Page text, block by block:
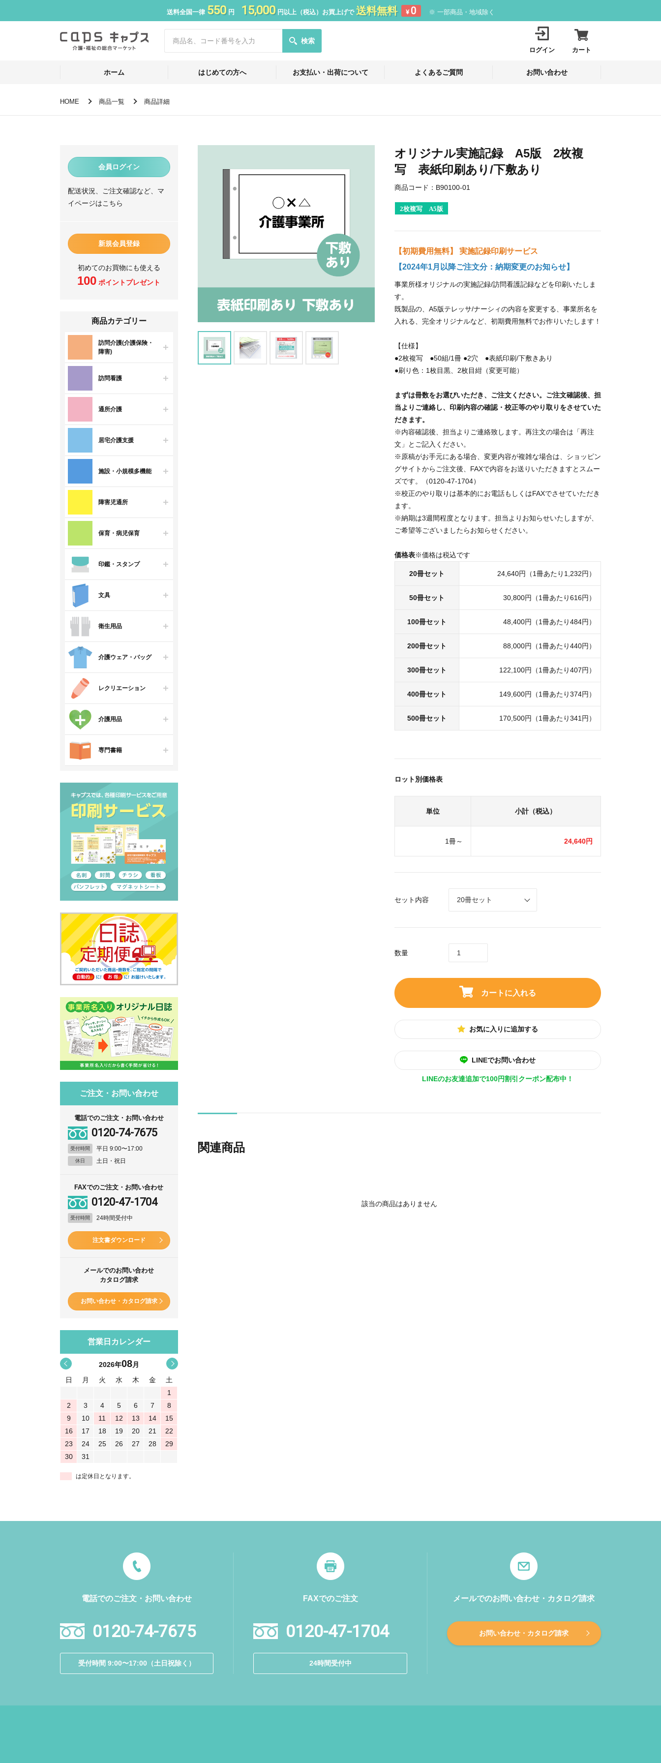
送料全国一律 550円 15,000円以上（税込）お買上げで 送料無料 ¥ 0 ※ 一部商品・地域除く
検索
ログイン カート
ホーム はじめての方へ お支払い・出荷について よくあるご質問 お問い合わせ
HOME 商品一覧 商品詳細
会員ログイン
配送状況、ご注文確認など、マ
イページはこちら
新規会員登録
初めてのお買物にも使える
100 ポイントプレゼント
商品カテゴリー
訪問介護(介護保険・
障害)
訪問看護
通所介護
居宅介護支援
施設・小規模多機能
障害児通所
保育・病児保育
印鑑・スタンプ
文具
衛生用品
介護ウェア・バッグ
レクリエーション
介護用品
専門書籍
ご注文・お問い合わせ
電話でのご注文・お問い合わせ
0120-74-7675
受付時間 平日 9:00〜17:00
休日 土日・祝日
FAXでのご注文・お問い合わせ
0120-47-1704
受付時間 24時間受付中
注文書ダウンロード
メールでのお問い合わせ
カタログ請求
お問い合わせ・カタログ請求
営業日カレンダー
< >
2026年08月
日
月 火 水 木 金
土
1
2
3 4 5 6 7
8
9
10 11 12 13 14
15
16
17 18 19 20 21
22
23
24 25 26 27 28
29
30
31
は定休日となります。
オリジナル実施記録 A5版 2枚複
写 表紙印刷あり/下敷あり
商品コード： B90100-01
2枚複写 A5版
【初期費用無料】 実施記録印刷サービス
【2024年1月以降ご注文分：納期変更のお知らせ】
事業所様オリジナルの実施記録/訪問看護記録などを印刷いたしま
す。
既製品の、A5版テレッサ/ナーシィの内容を変更する、事業所名を
入れる、完全オリジナルなど、初期費用無料でお作りいたします！
【仕様】
●2枚複写 ●50組/1冊 ●2穴 ●表紙印刷/下敷きあり
●刷り色：1枚目黒、2枚目紺（変更可能）
まずは冊数をお選びいただき、ご注文ください。ご注文確認後、担
当よりご連絡し、印刷内容の確認・校正等のやり取りをさせていた
だきます。
※内容確認後、担当よりご連絡致します。再注文の場合は「再注
文」とご記入ください。
※原稿がお手元にある場合、変更内容が複雑な場合は、ショッピン
グサイトからご注文後、FAXで内容をお送りいただきますとスムー
ズです。（0120-47-1704）
※校正のやり取りは基本的にお電話もしくはFAXでさせていただき
ます。
※納期は3週間程度となります。担当よりお知らせいたしますが、
ご希望等ございましたらお知らせください。
価格表※価格は税込です
20冊セット 24,640円（1冊あたり1,232円）
50冊セット 30,800円（1冊あたり616円）
100冊セット 48,400円（1冊あたり484円）
200冊セット 88,000円（1冊あたり440円）
300冊セット 122,100円（1冊あたり407円）
400冊セット 149,600円（1冊あたり374円）
500冊セット 170,500円（1冊あたり341円）
ロット別価格表
単位 小計（税込）
1冊～ 24,640円
セット内容
数量
カートに入れる
お気に入りに追加する
LINEでお問い合わせ
LINEのお友達追加で100円割引クーポン配布中！
関連商品
該当の商品はありません
電話でのご注文・お問い合わせ
0120-74-7675
受付時間 9:00〜17:00（土日祝除く）
FAXでのご注文
0120-47-1704
24時間受付中
メールでのお問い合わせ・カタログ請求
お問い合わせ・カタログ請求